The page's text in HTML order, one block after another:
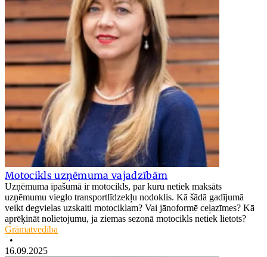
Motocikls uzņēmuma vajadzībām
Uzņēmuma īpašumā ir motocikls, par kuru netiek maksāts
uzņēmumu vieglo transportlīdzekļu nodoklis. Kā šādā gadījumā
veikt degvielas uzskaiti motociklam? Vai jānoformē ceļazīmes? Kā
aprēķināt nolietojumu, ja ziemas sezonā motocikls netiek lietots?
Grāmatvedība
•
16.09.2025